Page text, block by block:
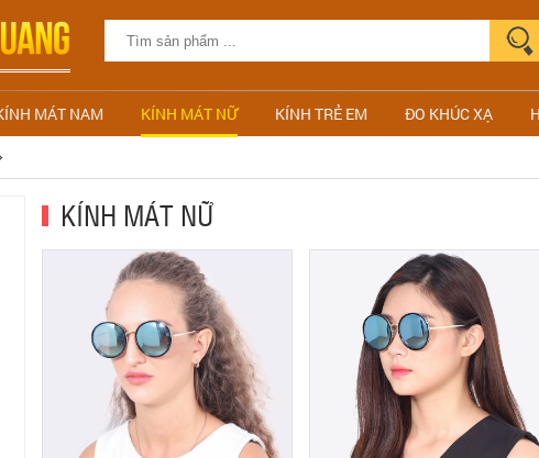
MÁT NAM KÍNH MÁT NỮ KÍNH TRẺ EM ĐO KHÚC XẠ
KÍNH MÁT NỮ